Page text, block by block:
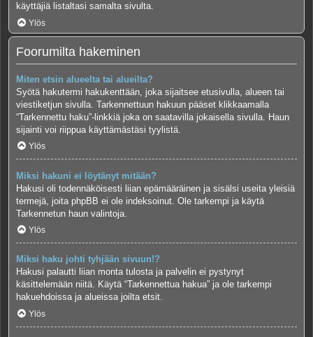
käyttäjiä listaltasi samalta sivulta.
Ylös
Foorumilta hakeminen
Miten etsin alueelta tai alueilta?
Syötä hakutermi hakukenttään, joka sijaitsee etusivulla, alueen tai
viestiketjun sivulla. Tarkennettuun hakuun pääset klikkaamalla
“Tarkennettu haku”-linkkiä joka on saatavilla jokaisella sivulla. Haun
sijainti voi riippua käyttämästäsi tyylistä.
Ylös
Miksi hakuni ei löytänyt mitään?
Hakusi oli todennäköisesti liian epämääräinen ja sisälsi useita yleisiä
termejä, joita phpBB ei ole indeksoinut. Ole tarkempi ja käytä
Tarkennetun haun valintoja.
Ylös
Miksi haku johti tyhjään sivuun!?
Hakusi palautti liian monta tulosta ja palvelin ei pystynyt
käsittelemään niitä. Käytä “Tarkennettua hakua” ja ole tarkempi
hakuehdoissa ja alueissa joilta etsit.
Ylös